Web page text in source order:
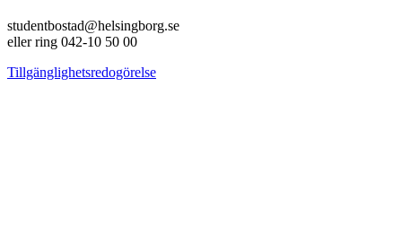
studentbostad@helsingborg.se
eller ring 042-10 50 00
Tillgänglighetsredogörelse